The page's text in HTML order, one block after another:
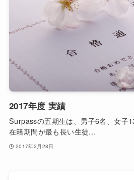
2017年度 実績
Surpassの五期生は、男子6名、女子
在籍期間が最も長い生徒...
2017年2月28日